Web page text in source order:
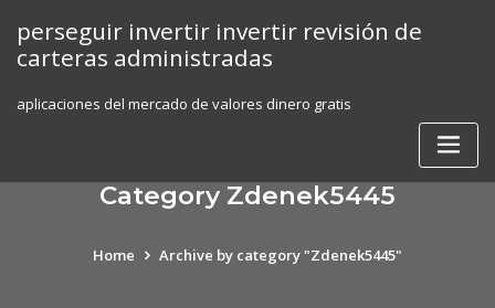
content
perseguir invertir invertir revisión de
carteras administradas
aplicaciones del mercado de valores dinero gratis
Category Zdenek5445
Home Archive by category "Zdenek5445"